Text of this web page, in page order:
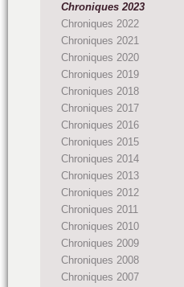
Chroniques 2023
Chroniques 2022
Chroniques 2021
Chroniques 2020
Chroniques 2019
Chroniques 2018
Chroniques 2017
Chroniques 2016
Chroniques 2015
Chroniques 2014
Chroniques 2013
Chroniques 2012
Chroniques 2011
Chroniques 2010
Chroniques 2009
Chroniques 2008
Chroniques 2007